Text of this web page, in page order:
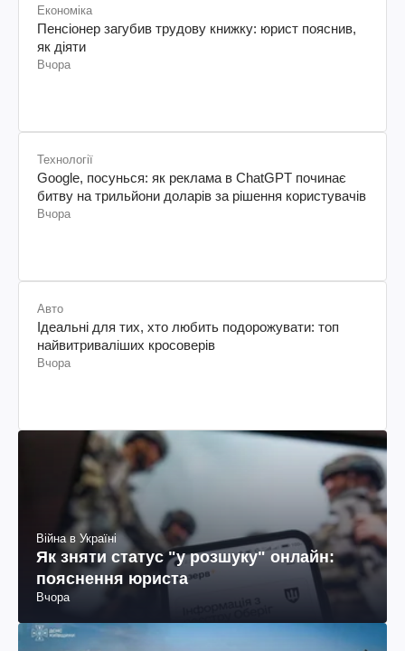
Економіка
Пенсіонер загубив трудову книжку: юрист пояснив,
як діяти
Вчора
Технології
Google, посунься: як реклама в ChatGPT починає
битву на трильйони доларів за рішення користувачів
Вчора
Авто
Ідеальні для тих, хто любить подорожувати: топ
найвитриваліших кросоверів
Вчора
Війна в Україні
Як зняти статус "у розшуку" онлайн:
пояснення юриста
Вчора